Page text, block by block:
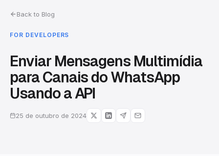
Back to Blog
FOR DEVELOPERS
Enviar Mensagens Multimídia
para Canais do WhatsApp
Usando a API
25 de outubro de 2024